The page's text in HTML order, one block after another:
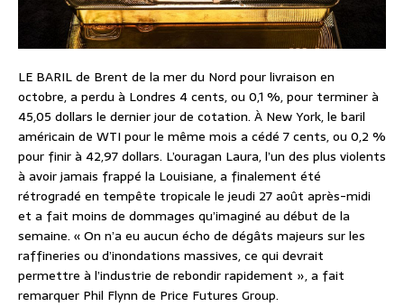
LE BARIL de Brent de la mer du Nord pour livraison en
octobre, a perdu à Londres 4 cents, ou 0,1 %, pour terminer à
45,05 dollars le dernier jour de cotation. À New York, le baril
américain de WTI pour le même mois a cédé 7 cents, ou 0,2 %
pour finir à 42,97 dollars. L’ouragan Laura, l’un des plus violents
à avoir jamais frappé la Louisiane, a finalement été
rétrogradé en tempête tropicale le jeudi 27 août après-midi
et a fait moins de dommages qu’imaginé au début de la
semaine. « On n’a eu aucun écho de dégâts majeurs sur les
raffineries ou d’inondations massives, ce qui devrait
permettre à l’industrie de rebondir rapidement », a fait
remarquer Phil Flynn de Price Futures Group.